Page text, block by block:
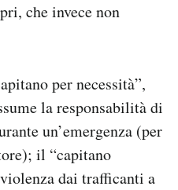
che invece non
per necessità”,
la responsabilità di
un’emergenza (per
il “capitano
dai trafficanti a